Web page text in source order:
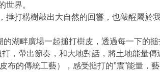
世界。
打構樹敲出大自然的回響，也敲醒屬於
湖畔廣場一起搥打樹皮，透過每一下的
，帶出節奏，和大地對話，將土地能量
布的傳統工藝），感受搥打的”震”能量